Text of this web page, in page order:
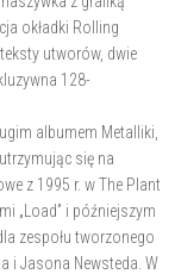
okładki Rolling
utworów, dwie
128-
albumem Metalliki,
się na
z 1995 r. w The Plant
„Load” i późniejszym
zespołu tworzonego
i Jasona Newsteda. W